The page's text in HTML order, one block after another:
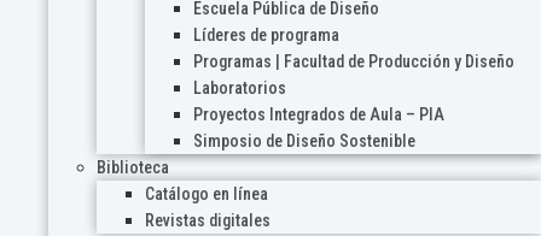
Escuela Pública de Diseño
Líderes de programa
Programas | Facultad de Producción y Diseño
Laboratorios
Proyectos Integrados de Aula – PIA
Simposio de Diseño Sostenible
Biblioteca
Catálogo en línea
Revistas digitales